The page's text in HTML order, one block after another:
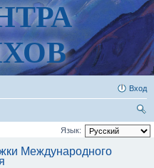
Вход
ои
Язык:
Международного